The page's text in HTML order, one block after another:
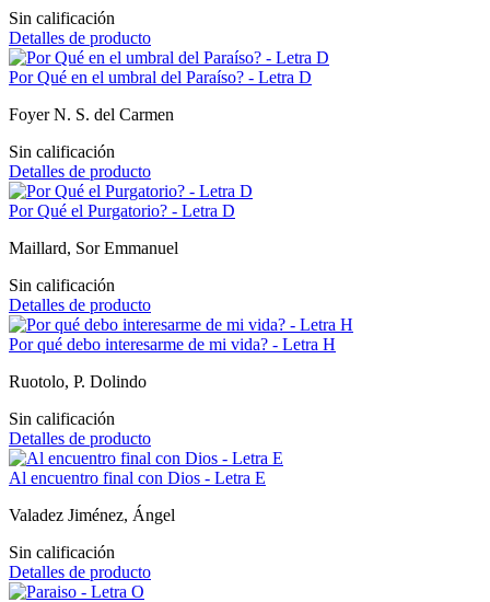
Sin calificación
Detalles de producto
Por Qué en el umbral del Paraíso? - Letra D
Foyer N. S. del Carmen
Sin calificación
Detalles de producto
Por Qué el Purgatorio? - Letra D
Maillard, Sor Emmanuel
Sin calificación
Detalles de producto
Por qué debo interesarme de mi vida? - Letra H
Ruotolo, P. Dolindo
Sin calificación
Detalles de producto
Al encuentro final con Dios - Letra E
Valadez Jiménez, Ángel
Sin calificación
Detalles de producto